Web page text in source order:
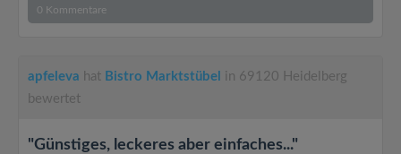
0 Kommentare
apfeleva hat Bistro Marktstübel in 69120 Heidelberg
bewertet
"Günstiges, leckeres aber einfaches..."